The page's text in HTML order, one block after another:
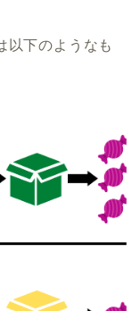
以下のようなも